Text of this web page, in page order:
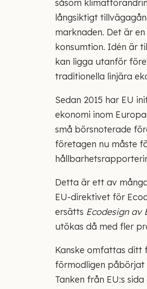
såsom
långsiktigt
marknaden. Det är
konsumtion. Idén är
kan ligga utanför
traditionella linjära
Sedan 2015 har EU
ekonomi inom
små börsnoterade
företagen nu måste
Detta är ett av
EU-direktivet för
ersätts Ecodesign av
utökas då med fler
Kanske omfattas ditt
förmodligen
Tanken från EU:s